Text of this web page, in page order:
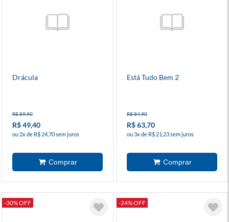
Drácula
R$ 89,90
R$ 49,40
ou 2x de R$ 24,70 sem juros
Está Tudo Bem 2
R$ 84,90
R$ 63,70
ou 3x de R$ 21,23 sem juros
-30% OFF -24% OFF